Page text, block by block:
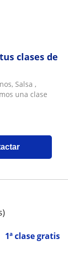
clases de
Salsa ,
una clase
1ª clase gratis